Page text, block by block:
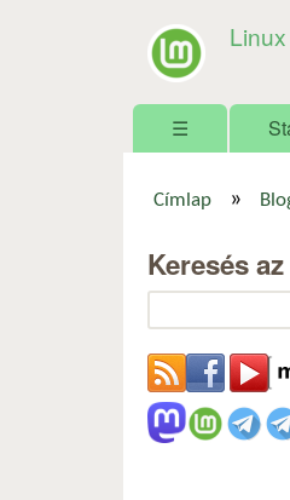
Főmenü
☰
Címlap »
Keresés